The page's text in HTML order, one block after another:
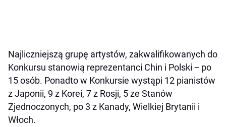
Najliczniejszą grupę artystów, zakwalifikowanych do
Konkursu stanowią reprezentanci Chin i Polski ‒ po
15 osób. Ponadto w Konkursie wystąpi 12 pianistów
z Japonii, 9 z Korei, 7 z Rosji, 5 ze Stanów
Zjednoczonych, po 3 z Kanady, Wielkiej Brytanii i
Włoch.